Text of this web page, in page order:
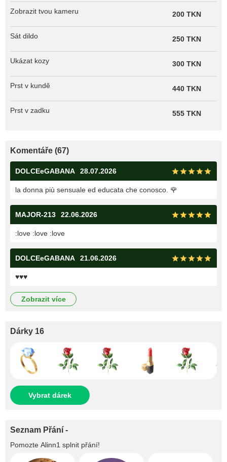
Zobrazit tvou kameru 200 TKN
Sát dildo 250 TKN
Ukázat kozy 300 TKN
Prst v kundě 440 TKN
Prst v zadku 555 TKN
Komentáře (67)
DOLCEeGABANA 28.07.2026
la donna più sensuale ed educata che conosco. 🌹
MAJOR-213 22.06.2026
:love :love :love
DOLCEeGABANA 21.06.2026
♥️♥️♥️
zobrazit více
Dárky 16
Vybrat dárek
Seznam Přání -
Pomozte Alinn1 splnit přání!